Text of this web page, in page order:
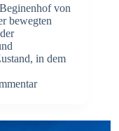
von
bewegten
in dem